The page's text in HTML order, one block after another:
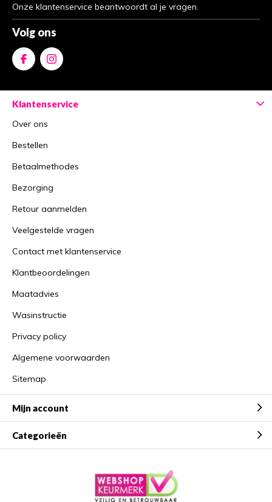
Onze klantenservice beantwoordt al je vragen.
Volg ons
Klantenservice
Over ons
Bestellen
Betaalmethodes
Bezorging
Retour aanmelden
Veelgestelde vragen
Contact met klantenservice
Klantbeoordelingen
Maatadvies
Wasinstructie
Privacy policy
Algemene voorwaarden
Sitemap
Mijn account
Categorieën